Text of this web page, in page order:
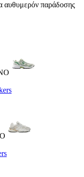
αυθυμερόν παράδοσης